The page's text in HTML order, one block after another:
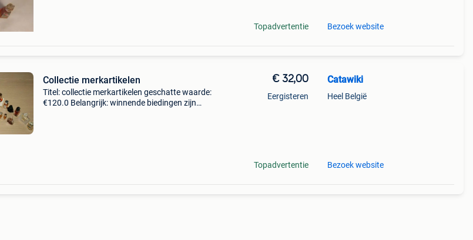
Topadvertentie Bezoek website
Collectie merkartikelen
Titel: collectie merkartikelen geschatte waarde:
€120.0 Belangrijk: winnende biedingen zijn
€ 32,00
Eergisteren
Topadvertentie
Catawiki
Heel België
Bezoek website